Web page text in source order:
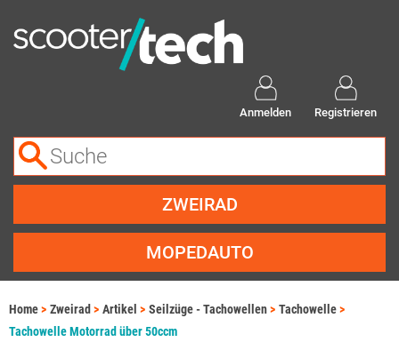
Anmelden Registrieren
ZWEIRAD
MOPEDAUTO
Home Zweirad Artikel Seilzüge - Tachowellen
Tachowelle
Tachowelle Motorrad über 50ccm